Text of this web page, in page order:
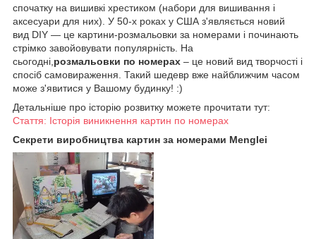
спочатку на вишивкі хрестиком (набори для вишивання і
аксесуари для них). У 50-х роках у США з'являється новий
вид DIY — це картини-розмальовки за номерами і починають
стрімко завойовувати популярність. На
сьогодні,розмальовки по номерах – це новий вид творчості і
спосіб самовираження. Такий шедевр вже найближчим часом
може з'явитися у Вашому будинку! :)
Детальніше про історію розвитку можете прочитати тут:
Стаття: Історія виникнення картин по номерах
Секрети виробництва картин за номерами Menglei